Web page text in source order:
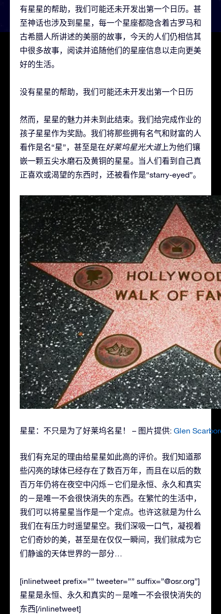
有星星的帮助，我们可能还未开发出第一个日历。甚
至神话也涉及到星星，每一个星座都隐含着古罗马和
古希腊人所讲述的美丽的故事，今天的人们仍相信其
中很多故事，阅读并追随他们的星座信息以走向更美
好的生活。
没有星星的帮助，我们可能还未开发出第一个日历
然而，星星的魅力并未到此结束。我们给完成作业的
孩子星星作为奖励。我们将那些拥有名气和财富的人
看作是名“星”，甚至是在好莱坞星光大道上为他们镶
嵌一颗五尖水磨石及黄铜的星星。当人们看到自己真
正喜欢或渴望的东西时，还被看作是“starry-eyed”。
星星：不只是为了好莱坞名星！ – 图片提供: Glen
我们有充足的理由给星星如此高的评价。我们知道那
些闪亮的球体已经存在了数百万年，而且在以后的数
百万年仍将在夜空中闪烁－它们是永恒、永久和真实
的－是唯一不会很快消失的东西。在繁忙的生活中，
我们可以将星星当作是一个定点。也许这就是为什么
我们在有压力时遥望星空。我们深吸一口气，凝视着
它们奇妙的美，甚至是在仅仅一瞬间，我们就成为它
们静谧的天体世界的一部分…
[inlinetweet prefix=”” tweeter=”” suffix=”@osr.org”]
星星是永恒、永久和真实的－是唯一不会很快消失的
东西[/inlinetweet]